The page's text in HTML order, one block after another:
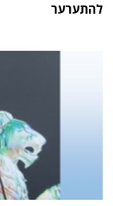
להתערער